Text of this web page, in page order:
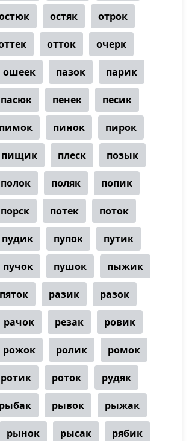
остяк отрок
отток очерк
ошеек пазок парик
пасюк пенек песик
пимок пинок пирок
пищик плеск позык
полок поляк попик
порск потек поток
пудик пупок путик
пучок пушок пыжик
пяток разик разок
рачок резак ровик
рожок ролик ромок
ротик роток рудяк
рыбак рывок рыжак
рынок рысак рябик